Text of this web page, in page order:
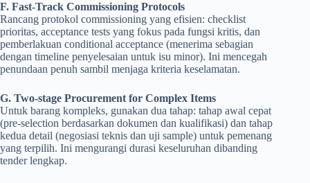
F. Fast-Track Commissioning Protocols
Rancang protokol commissioning yang efisien: checklist
prioritas, acceptance tests yang fokus pada fungsi kritis, dan
pemberlakuan conditional acceptance (menerima sebagian
dengan timeline penyelesaian untuk isu minor). Ini mencegah
penundaan penuh sambil menjaga kriteria keselamatan.
G. Two-stage Procurement for Complex Items
Untuk barang kompleks, gunakan dua tahap: tahap awal cepat
(pre-selection berdasarkan dokumen dan kualifikasi) dan tahap
kedua detail (negosiasi teknis dan uji sample) untuk pemenang
yang terpilih. Ini mengurangi durasi keseluruhan dibanding
tender lengkap.